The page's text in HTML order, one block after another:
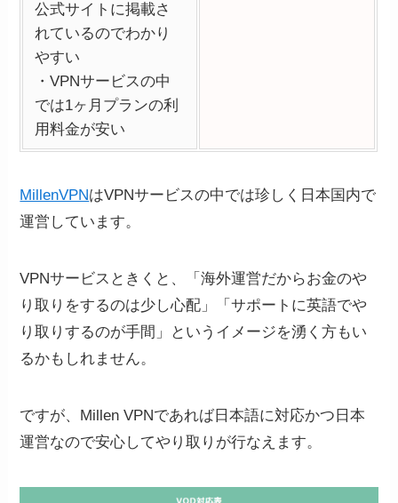
公式サイトに掲載さ
れているのでわかり
やすい
・VPNサービスの中
では1ヶ月プランの利
用料金が安い
MillenVPNはVPNサービスの中では珍しく日本国内で
運営しています。
VPNサービスときくと、「海外運営だからお金のや
り取りをするのは少し心配」「サポートに英語でや
り取りするのが手間」というイメージを湧く方もい
るかもしれません。
ですが、Millen VPNであれば日本語に対応かつ日本
運営なので安心してやり取りが行なえます。